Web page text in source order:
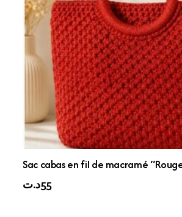
Sac cabas en fil de macramé
55د.ت